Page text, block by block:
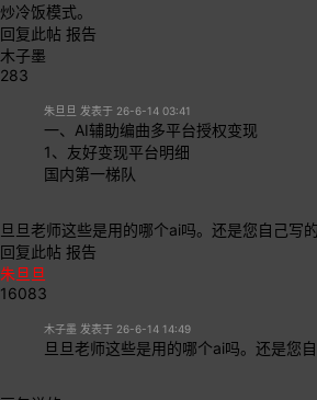
炒冷饭模式。
回复此帖 报告
木子墨
283
朱旦旦 发表于 26-6-14 03:41
一、AI辅助编曲多平台授权变现
1、友好变现平台明细
国内第一梯队
旦旦老师这些是用的哪个ai吗。还是您自己写
回复此帖 报告
朱旦旦
16083
木子墨 发表于 26-6-14 14:49
旦旦老师这些是用的哪个ai吗。还是您